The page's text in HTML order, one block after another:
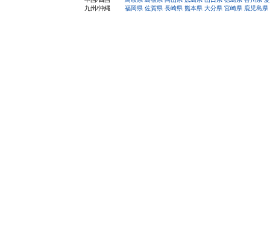
九州/沖縄
福岡県 佐賀県 長崎県 熊本県 大分県 宮崎県 鹿児島県